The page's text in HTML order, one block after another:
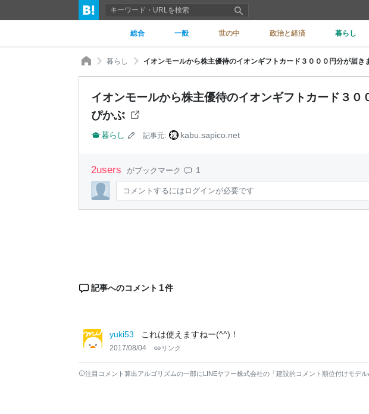
総合 一般 世の中 政治と経済 暮らし
暮らし イオンモールから株主優待のイオンギフトカード３０００円分が届き
イオンモールから株主優待のイオンギフトカード３０
ぴかぶ
暮らし 記事元: kabu.sapico.net
2users がブックマーク 1
コメントするにはログインが必要です
記事へのコメント 1件
yuki53 これは使えますねー(^^)！
2017/08/04 リンク
注目コメント算出アルゴリズムの一部にLINEヤフー株式会社の「建設的コメント順位付けモデ